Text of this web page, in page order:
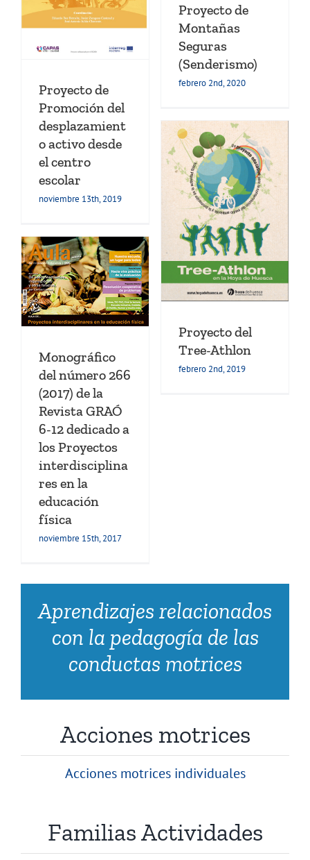
Proyecto de
Montañas
Seguras
(Senderismo)
febrero 2nd, 2020
Proyecto de
Promoción del
desplazamient
o activo desde
el centro
escolar
noviembre 13th, 2019
Proyecto del Tree-
Athlon
Capítulos de libros
Proyectos de aprendizaje
Transferencia
Proyecto del
Tree-Athlon
febrero 2nd, 2019
Monográfico
del número 266
(2017) de la
Revista GRAÓ
6-12 dedicado a
los Proyectos
interdisciplina
res en la
educación
física
noviembre 15th, 2017
Aprendizajes relacionados
con la pedagogía de las
conductas motrices
Acciones motrices
Acciones motrices individuales
Familias Actividades